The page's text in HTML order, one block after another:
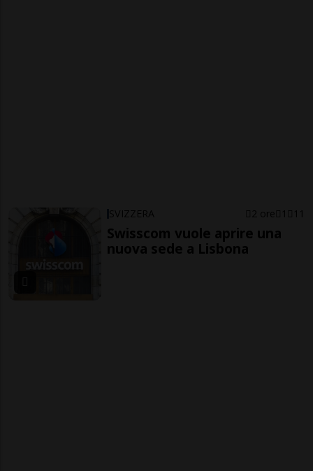
SVIZZERA 2 ore 1 11
Swisscom vuole aprire una
nuova sede a Lisbona